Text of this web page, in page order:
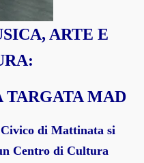
ARTE E
TARGATA MAD
di Mattinata si
Centro di Cultura